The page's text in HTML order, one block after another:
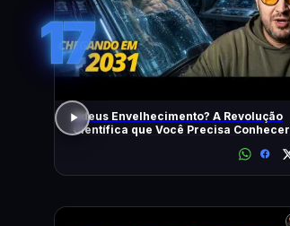
17
Adeus Envelhecimento? A Revolução
Científica que Você Precisa Conhecer